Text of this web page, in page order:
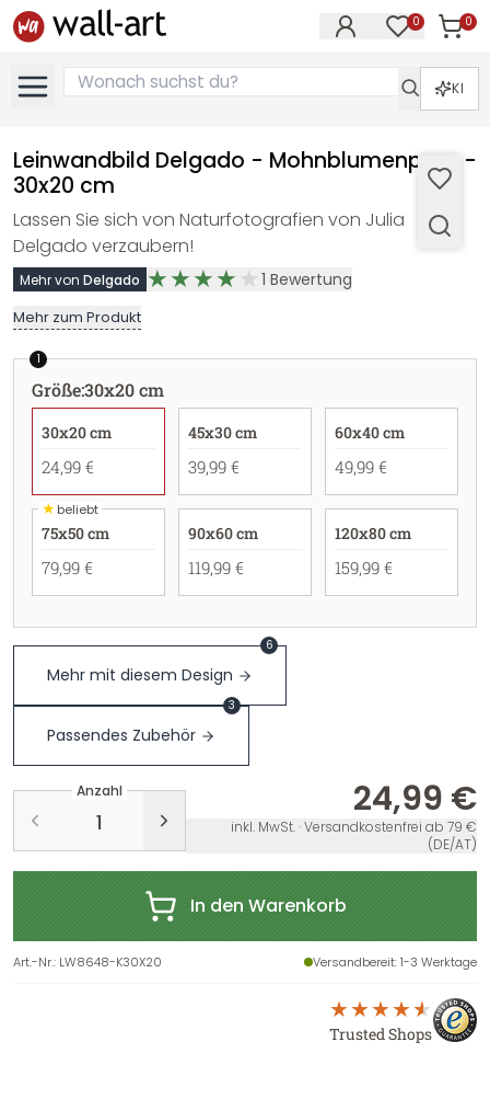
0 0
KI
Leinwandbild Delgado - Mohnblumenpaar -
30x20 cm
Lassen Sie sich von Naturfotografien von Julia
Delgado verzaubern!
Mehr von Delgado 1 Bewertung
Mehr zum Produkt
1
Größe:30x20 cm
30x20 cm
24,99 €
45x30 cm
39,99 €
60x40 cm
49,99 €
★beliebt
75x50 cm
79,99 €
90x60 cm
119,99 €
120x80 cm
159,99 €
Mehr mit diesem Design
6
Passendes Zubehör
3
Anzahl 24,99 €
inkl. MwSt. · Versandkostenfrei ab 79 €
(DE/AT)
In den Warenkorb
Art.-Nr.: LW8648-K30X20 Versandbereit: 1-3 Werktage
Trusted Shops